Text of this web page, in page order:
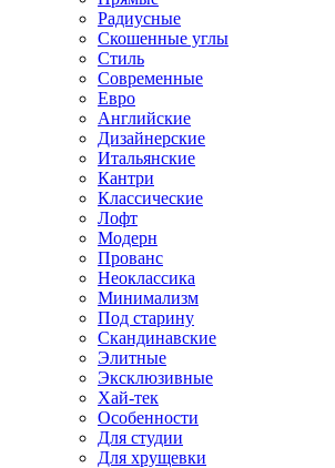
Радиусные
Скошенные углы
Стиль
Современные
Евро
Английские
Дизайнерские
Итальянские
Кантри
Классические
Лофт
Модерн
Прованс
Неоклассика
Минимализм
Под старину
Скандинавские
Элитные
Эксклюзивные
Хай-тек
Особенности
Для студии
Для хрущевки